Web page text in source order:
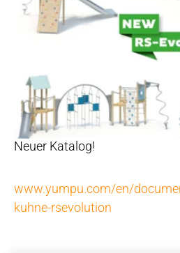
Neuer Katalog!
www.yumpu.com/en/
kuhne-rsevolution